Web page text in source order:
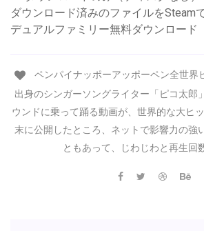
ダウンロード済みのファイルをSteam
デュアルファミリー無料ダウンロード
ペンパイナッポーアッポーペン全世界
出身のシンガーソングライター「ピコ太郎
ウンドに乗って踊る動画が、世界的な大ヒ
末に公開したところ、ネットで影響力の強
ともあって、じわじわと再生回